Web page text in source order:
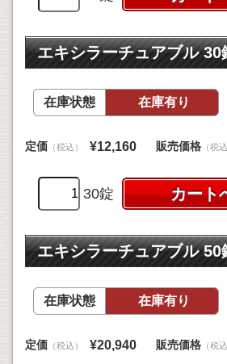
エキシラーチュアブル 30
在庫状態 在庫有り
定価 （税込） ¥12,160 販売価格 （税込
30錠
エキシラーチュアブル 50
在庫状態 在庫有り
定価 （税込） ¥20,940 販売価格 （税込